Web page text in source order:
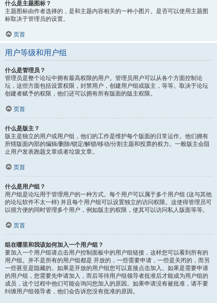
什么是主题图标？
主题图标由作者选择的，是和主题内容相关的一种小图片。是否可以使用主题图
标取决于管理员的设置。
页首
用户等级和用户组
什么是管理员？
管理员是整个论坛中拥有最高权限的用户。管理员用户可以从各个方面控制论
坛，这些方面包括设置权限，封禁用户，创建用户组或版主，等等。取决于论坛
创建者赋予的权限，他们还可以拥有所有版面的版主权限。
页首
什么是版主？
版主是独立的用户或用户组，他们的工作是维护每个版面的日常运作。他们拥有
所辖版面内部的编辑/删除/锁定/解锁/移动/分割主题和投票的权力。一般版主会阻
止用户发表跑题文章或者垃圾文章。
页首
什么是用户组？
用户组是论坛用于管理用户的一种方式。每个用户可以属于多个用户组 (这与其他
的论坛软件不太一样) 并且每个用户组可以设置独立的访问权限。这使得管理员可
以很方便的同时管理多个用户，例如版主的权限，使其可以访问私人版面等等。
页首
组在哪里和我该如何加入一个用户组？
要加入一个用户组请点击用户控制面板中的用户组链接，这样您可以看到所有的
用户组。并不是所有的用户组都是 开放的，一些需要申请，一些是关闭的，而另
一些甚至是隐藏的。如果是开放的用户组您可以直接点击加入。如果是需要申请
的用户组，您需要先申请加入，而后等待用户组领导者批准后才能成为用户组的
成员，这个过程中他们可能会询问您加入的原因。如果申请没有被批准，请不要
纠缠用户组领导者，他们会告诉您没有批准的原因。